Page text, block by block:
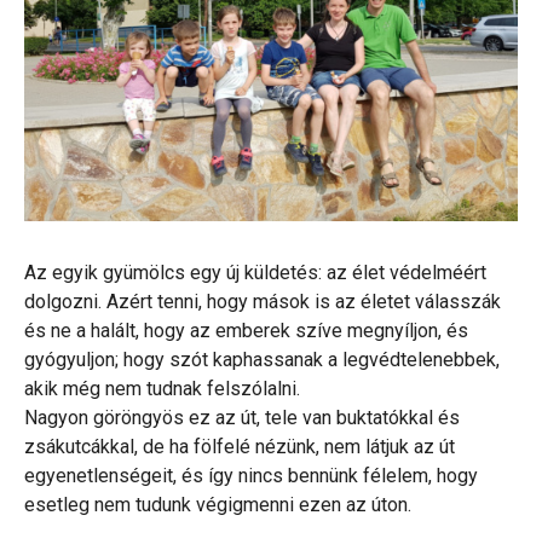
Az egyik gyümölcs egy új küldetés: az élet védelméért
dolgozni. Azért tenni, hogy mások is az életet válasszák
és ne a halált, hogy az emberek szíve megnyíljon, és
gyógyuljon; hogy szót kaphassanak a legvédtelenebbek,
akik még nem tudnak felszólalni.
Nagyon göröngyös ez az út, tele van buktatókkal és
zsákutcákkal, de ha fölfelé nézünk, nem látjuk az út
egyenetlenségeit, és így nincs bennünk félelem, hogy
esetleg nem tudunk végigmenni ezen az úton.